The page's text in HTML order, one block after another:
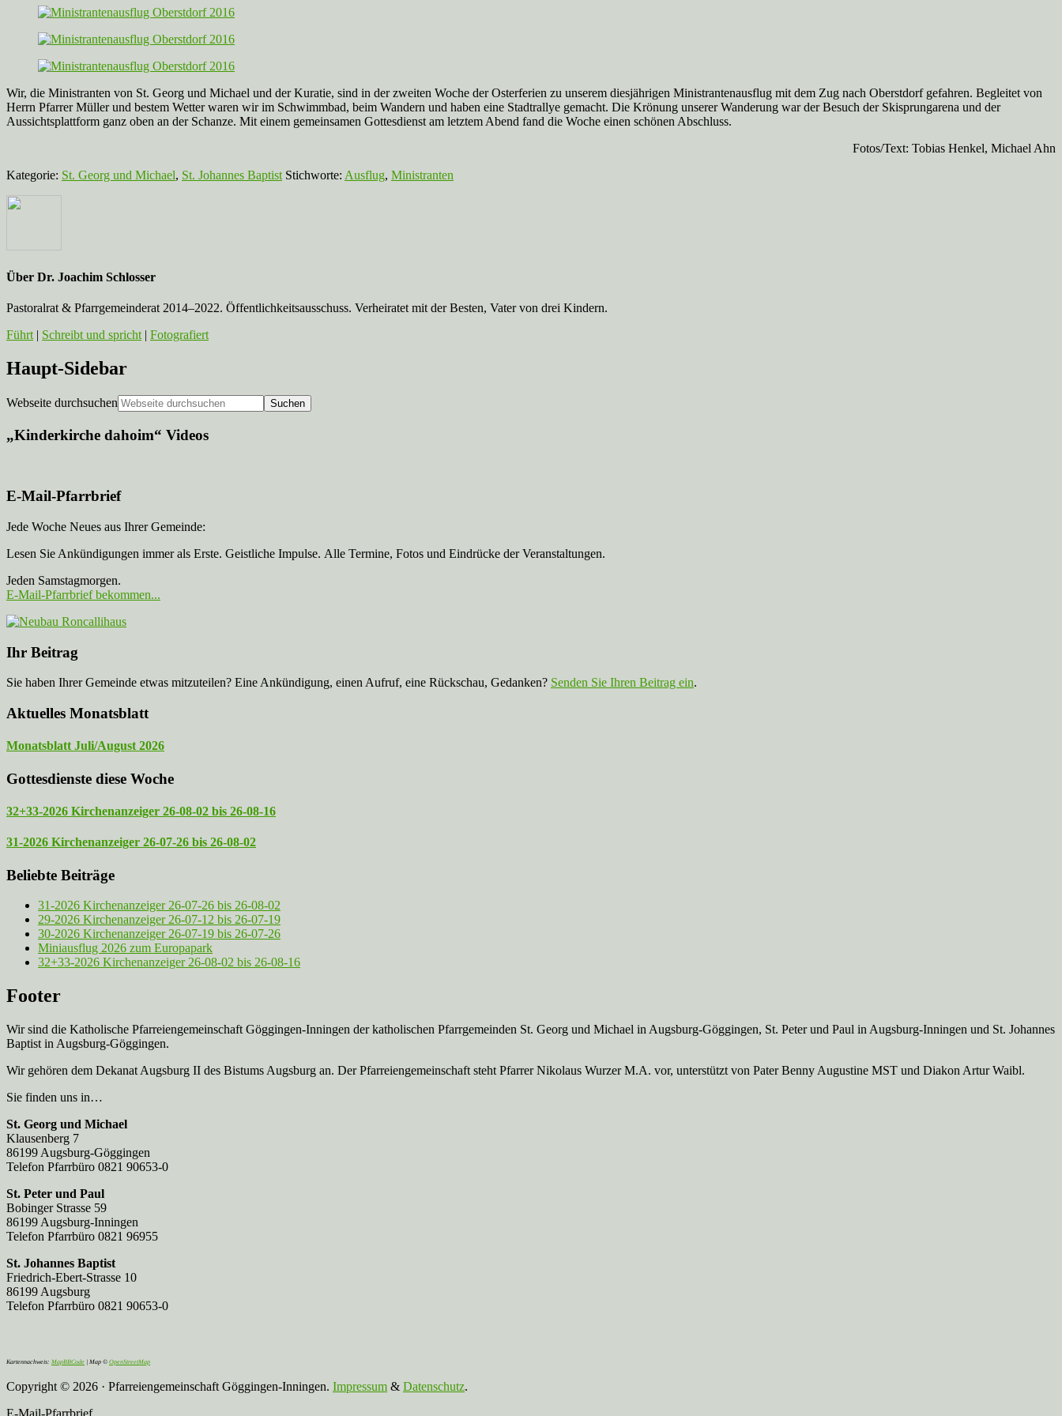
Wir, die Ministranten von St. Georg und Michael und der Kuratie, sind in der zweiten Woche der Osterferien zu unserem diesjährigen Ministrantenausflug mit dem Zug nach Oberstdorf gefahren. Begleitet von
Herrn Pfarrer Müller und bestem Wetter waren wir im Schwimmbad, beim Wandern und haben eine Stadtrallye gemacht. Die Krönung unserer Wanderung war der Besuch der Skisprungarena und der
Aussichtsplattform ganz oben an der Schanze. Mit einem gemeinsamen Gottesdienst am letztem Abend fand die Woche einen schönen Abschluss.
Fotos/Text: Tobias Henkel, Michael Ahn
Kategorie: St. Georg und Michael, St. Johannes Baptist Stichworte: Ausflug, Ministranten
Über Dr. Joachim Schlosser
Pastoralrat & Pfarrgemeinderat 2014–2022. Öffentlichkeitsausschuss. Verheiratet mit der Besten, Vater von drei Kindern.
Führt | Schreibt und spricht | Fotografiert
Haupt-Sidebar
Webseite durchsuchen
„Kinderkirche dahoim“ Videos
E-Mail-Pfarrbrief
Jede Woche Neues aus Ihrer Gemeinde:
Lesen Sie Ankündigungen immer als Erste. Geistliche Impulse. Alle Termine, Fotos und Eindrücke der Veranstaltungen.
Jeden Samstagmorgen.
E-Mail-Pfarrbrief bekommen...
Ihr Beitrag
Sie haben Ihrer Gemeinde etwas mitzuteilen? Eine Ankündigung, einen Aufruf, eine Rückschau, Gedanken? Senden Sie Ihren Beitrag ein.
Aktuelles Monatsblatt
Monatsblatt Juli/August 2026
Gottesdienste diese Woche
32+33-2026 Kirchenanzeiger 26-08-02 bis 26-08-16
31-2026 Kirchenanzeiger 26-07-26 bis 26-08-02
Beliebte Beiträge
31-2026 Kirchenanzeiger 26-07-26 bis 26-08-02
29-2026 Kirchenanzeiger 26-07-12 bis 26-07-19
30-2026 Kirchenanzeiger 26-07-19 bis 26-07-26
Miniausflug 2026 zum Europapark
32+33-2026 Kirchenanzeiger 26-08-02 bis 26-08-16
Footer
Wir sind die Katholische Pfarreien­gemeinschaft Göggingen-Inningen der katholischen Pfarrgemeinden St. Georg und Michael in Augsburg-Göggingen, St. Peter und Paul in Augsburg-Inningen und St. Johannes
Baptist in Augsburg-Göggingen.
Wir gehören dem Dekanat Augsburg II des Bistums Augsburg an. Der Pfarreien­gemeinschaft steht Pfarrer Nikolaus Wurzer M.A. vor, unterstützt von Pater Benny Augustine MST und Diakon Artur Waibl.
Sie finden uns in…
St. Georg und Michael
Klausenberg 7
86199 Augsburg-Göggingen
Telefon Pfarrbüro 0821 90653-0
St. Peter und Paul
Bobinger Strasse 59
86199 Augsburg-Inningen
Telefon Pfarrbüro 0821 96955
St. Johannes Baptist
Friedrich-Ebert-Strasse 10
86199 Augsburg
Telefon Pfarrbüro 0821 90653-0
Kartennachweis: MapBBCode | Map © OpenStreetMap
Copyright © 2026 · Pfarreiengemeinschaft Göggingen-Inningen. Impressum & Datenschutz.
E-Mail-Pfarrbrief